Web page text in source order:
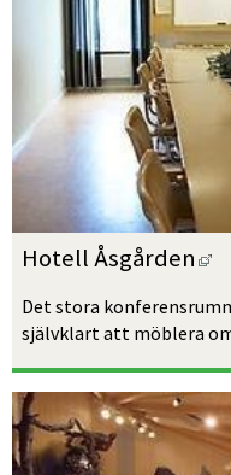
Hotell Åsgården
Det stora
självklart att möblera